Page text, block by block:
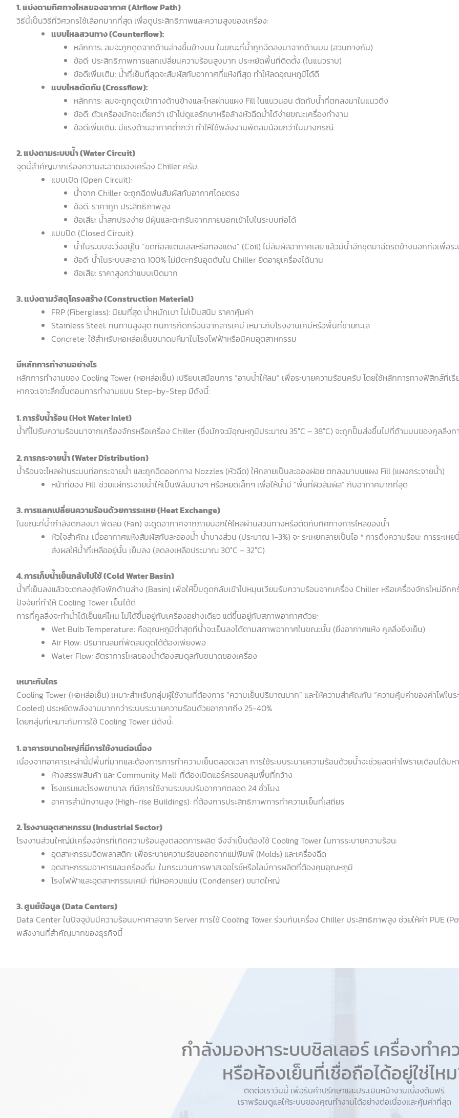
1. แบ่งตามทิศทางไหลของอากาศ (Airflow Path)
วิธีนี้เป็นวิธีที่วิศวกรใช้เลือกมากที่สุด เพื่อดูประสิทธิภาพและความสูงของเครื่อง:
แบบไหลสวนทาง (Counterflow):
หลักการ: ลมจะถูกดูดจากด้านล่างขึ้นข้างบน ในขณะที่น้ำถูกฉีดลงมาจากด้านบน (สวนทางกัน)
ข้อดี: ประสิทธิภาพการแลกเปลี่ยนความร้อนสูงมาก ประหยัดพื้นที่ติดตั้ง (ในแนวราบ)
ข้อดีเพิ่มเติม: น้ำที่เย็นที่สุดจะสัมผัสกับอากาศที่แห้งที่สุด ทำให้ลดอุณหภูมิได้ดี
แบบไหลตัดกัน (Crossflow):
หลักการ: ลมจะถูกดูดเข้าทางด้านข้างและไหลผ่านแผง Fill ในแนวนอน ตัดกับน้ำที่ตกลงมาในแนวดิ่ง
ข้อดี: ตัวเครื่องมักจะเตี้ยกว่า เข้าไปดูแลรักษาหรือล้างหัวฉีดน้ำได้ง่ายขณะเครื่องทำงาน
ข้อดีเพิ่มเติม: มีแรงต้านอากาศต่ำกว่า ทำให้ใช้พลังงานพัดลมน้อยกว่าในบางกรณี
2. แบ่งตามระบบน้ำ (Water Circuit)
จุดนี้สำคัญมากเรื่องความสะอาดของเครื่อง Chiller ครับ:
แบบเปิด (Open Circuit):
น้ำจาก Chiller จะถูกฉีดพ่นสัมผัสกับอากาศโดยตรง
ข้อดี: ราคาถูก ประสิทธิภาพสูง
ข้อเสีย: น้ำสกปรงง่าย มีฝุ่นและตะกรันจากภายนอกเข้าไปในระบบท่อได้
แบบปิด (Closed Circuit):
น้ำในระบบจะวิ่งอยู่ใน “ขดท่อสแตนเลสหรือทองแดง” (Coil) ไม่สัมผัสอากาศเลย แล้วมีน้ำอีกชุดมาฉีดรดข้างนอกท่อเพื่อร
ข้อดี: น้ำในระบบสะอาด 100% ไม่มีตะกรันอุดตันใน Chiller ยืดอายุเครื่องได้นาน
ข้อเสีย: ราคาสูงกว่าแบบเปิดมาก
3. แบ่งตามวัสดุโครงสร้าง (Construction Material)
FRP (Fiberglass): นิยมที่สุด น้ำหนักเบา ไม่เป็นสนิม ราคาคุ้มค่า
Stainless Steel: ทนทานสูงสุด ทนการกัดกร่อนจากสารเคมี เหมาะกับโรงงานเคมีหรือพื้นที่ชายทะเล
Concrete: ใช้สำหรับหอหล่อเย็นขนาดมหึมาในโรงไฟฟ้าหรือนิคมอุตสาหกรรม
มีหลักการทำงานอย่างไร
หลักการทำงานของ Cooling Tower (หอหล่อเย็น) เปรียบเสมือนการ “อาบน้ำให้ลม” เพื่อระบายความร้อนครับ โดยใช้หลักการทางฟิสิกส์ที่เ
หากจะเจาะลึกขั้นตอนการทำงานแบบ Step-by-Step มีดังนี้:
1. การรับน้ำร้อน (Hot Water Inlet)
น้ำที่ไปรับความร้อนมาจากเครื่องจักรหรือเครื่อง Chiller (ซึ่งมักจะมีอุณหภูมิประมาณ 35°C – 38°C) จะถูกปั๊มส่งขึ้นไปที่ด้านบนของคูลลิ่งท
2. การกระจายน้ำ (Water Distribution)
น้ำร้อนจะไหลผ่านระบบท่อกระจายน้ำ และถูกฉีดออกทาง Nozzles (หัวฉีด) ให้กลายเป็นละอองฝอย ตกลงมาบนแผง Fill (แผงกระจายน้ำ)
หน้าที่ของ Fill: ช่วยแผ่กระจายน้ำให้เป็นฟิล์มบางๆ หรือหยดเล็กๆ เพื่อให้น้ำมี “พื้นที่ผิวสัมผัส” กับอากาศมากที่สุด
3. การแลกเปลี่ยนความร้อนด้วยการระเหย (Heat Exchange)
ในขณะที่น้ำกำลังตกลงมา พัดลม (Fan) จะดูดอากาศจากภายนอกให้ไหลผ่านสวนทางหรือตัดกับทิศทางการไหลของน้ำ
หัวใจสำคัญ: เมื่ออากาศแห้งสัมผัสกับละอองน้ำ น้ำบางส่วน (ประมาณ 1-3%) จะ ระเหยกลายเป็นไอ * การดึงความร้อน: การระเ
ส่งผลให้น้ำที่เหลืออยู่นั้น เย็นลง (ลดลงเหลือประมาณ 30°C – 32°C)
4. การเก็บน้ำเย็นกลับไปใช้ (Cold Water Basin)
น้ำที่เย็นลงแล้วจะตกลงสู่ถังพักด้านล่าง (Basin) เพื่อให้ปั๊มดูดกลับเข้าไปหมุนเวียนรับความร้อนจากเครื่อง Chiller หรือเครื่องจักรใหม่อีก
ปัจจัยที่ทำให้ Cooling Tower เย็นได้ดี
การที่คูลลิ่งจะทำน้ำได้เย็นแค่ไหน ไม่ได้ขึ้นอยู่กับเครื่องอย่างเดียว แต่ขึ้นอยู่กับสภาพอากาศด้วย:
Wet Bulb Temperature: คืออุณหภูมิต่ำสุดที่น้ำจะเย็นลงได้ตามสภาพอากาศในขณะนั้น (ยิ่งอากาศแห้ง คูลลิ่งยิ่งเย็น)
Air Flow: ปริมาณลมที่พัดลมดูดได้ต้องเพียงพอ
Water Flow: อัตราการไหลของน้ำต้องสมดุลกับขนาดของเครื่อง
เหมาะกับใคร
Cooling Tower (หอหล่อเย็น) เหมาะสำหรับกลุ่มผู้ใช้งานที่ต้องการ “ความเย็นปริมาณมาก” และให้ความสำคัญกับ “ความคุ้มค่าของค่าไฟในร
Cooled) ประหยัดพลังงานมากกว่าระบบระบายความร้อนด้วยอากาศถึง 25-40%
โดยกลุ่มที่เหมาะกับการใช้ Cooling Tower มีดังนี้:
1. อาคารขนาดใหญ่ที่มีการใช้งานต่อเนื่อง
เนื่องจากอาคารเหล่านี้มีพื้นที่มากและต้องการการทำความเย็นตลอดเวลา การใช้ระบบระบายความร้อนด้วยน้ำจะช่วยลดค่าไฟรายเดือนได้มห
ห้างสรรพสินค้า และ Community Mall: ที่ต้องเปิดแอร์ครอบคลุมพื้นที่กว้าง
โรงแรมและโรงพยาบาล: ที่มีการใช้งานระบบปรับอากาศตลอด 24 ชั่วโมง
อาคารสำนักงานสูง (High-rise Buildings): ที่ต้องการประสิทธิภาพการทำความเย็นที่เสถียร
2. โรงงานอุตสาหกรรม (Industrial Sector)
โรงงานส่วนใหญ่มีเครื่องจักรที่เกิดความร้อนสูงตลอดการผลิต จึงจำเป็นต้องใช้ Cooling Tower ในการระบายความร้อน:
อุตสาหกรรมฉีดพลาสติก: เพื่อระบายความร้อนออกจากแม่พิมพ์ (Molds) และเครื่องฉีด
อุตสาหกรรมอาหารและเครื่องดื่ม: ในกระบวนการพาสเจอไรซ์หรือไลน์การผลิตที่ต้องคุมอุณหภูมิ
โรงไฟฟ้าและอุตสาหกรรมเคมี: ที่มีหอควบแน่น (Condenser) ขนาดใหญ่
3. ศูนย์ข้อมูล (Data Centers)
Data Center ในปัจจุบันมีความร้อนมหาศาลจาก Server การใช้ Cooling Tower ร่วมกับเครื่อง Chiller ประสิทธิภาพสูง ช่วยให้ค่า PUE
พลังงานที่สำคัญมากของธุรกิจนี้
กำลังมองหาระบบชิลเลอร์ เครื่องทำค
หรือห้องเย็นที่เชื่อถือได้อยู่ใช่ไห
ติดต่อเราวันนี้ เพื่อรับคำปรึกษาและประเมินหน้างานเบื้องต้นฟรี
เราพร้อมดูแลให้ระบบของคุณทำงานได้อย่างต่อเนื่องและคุ้มค่าที่สุด